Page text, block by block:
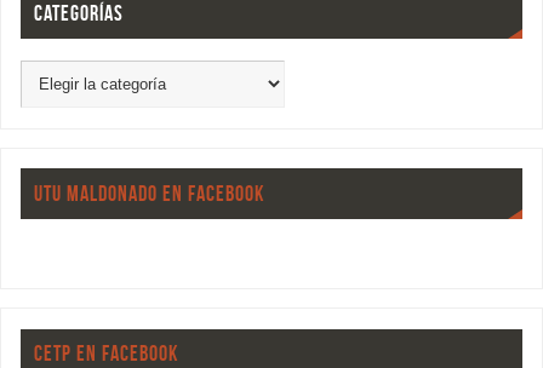
CATEGORÍAS
UTU MALDONADO EN FACEBOOK
CETP EN FACEBOOK